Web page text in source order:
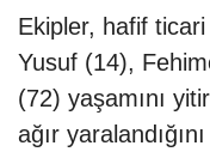
Ekipler, hafif
Yusuf (14),
(72) yaşamını
ağır